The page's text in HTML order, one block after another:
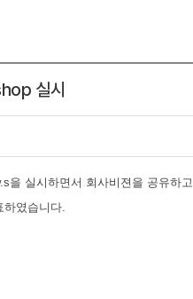
실시
을 실시하면서 회사비젼을 공유하고
하였습니다.